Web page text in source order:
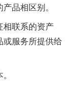
品相区别。
联系的资产
或服务所提供给